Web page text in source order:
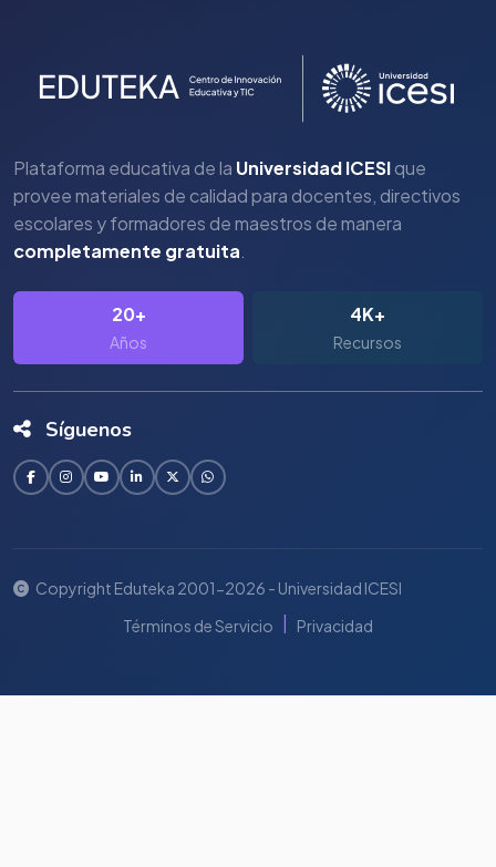
Plataforma educativa de la Universidad ICESIque
provee materiales de calidad para docentes, directivos
escolares y formadores de maestros de manera
completamente gratuita.
20+
Años
4K+
Recursos
Síguenos
Copyright Eduteka 2001-2026 - Universidad ICESI
Términos de Servicio | Privacidad